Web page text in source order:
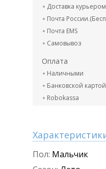
Доставка
Почта
Почта EMS
Самовывоз
Оплата
Наличными
Банковской картой
Robokassa
Пол: Мальчик